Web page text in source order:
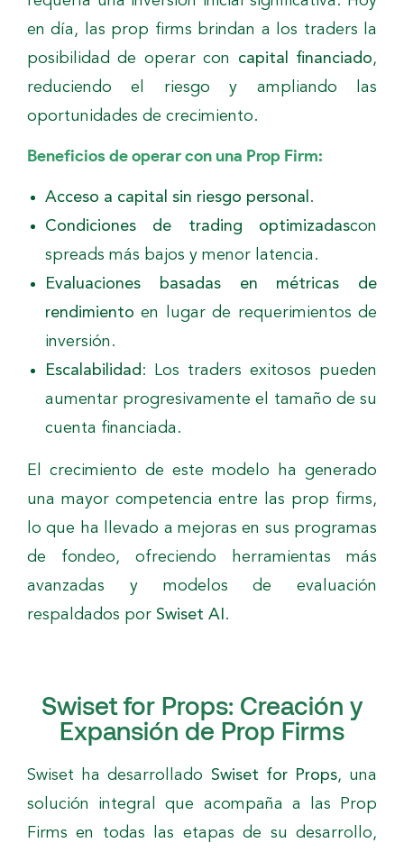
en día, las prop firms brindan a los traders la
posibilidad de operar con capital financiado,
reduciendo el riesgo y ampliando las
oportunidades de crecimiento.
Beneficios de operar con una Prop Firm:
Acceso a capital sin riesgo personal .
Condiciones de trading optimizadascon
spreads más bajos y menor latencia.
Evaluaciones basadas en métricas de
rendimiento en lugar de requerimientos de
inversión.
Escalabilidad : Los traders exitosos pueden
aumentar progresivamente el tamaño de su
cuenta financiada.
El crecimiento de este modelo ha generado
una mayor competencia entre las prop firms,
lo que ha llevado a mejoras en sus programas
de fondeo, ofreciendo herramientas más
avanzadas y modelos de evaluación
respaldados por Swiset AI .
Swiset for Props: Creación y
Expansión de Prop Firms
Swiset ha desarrollado Swiset for Props, una
solución integral que acompaña a las Prop
Firms en todas las etapas de su desarrollo,